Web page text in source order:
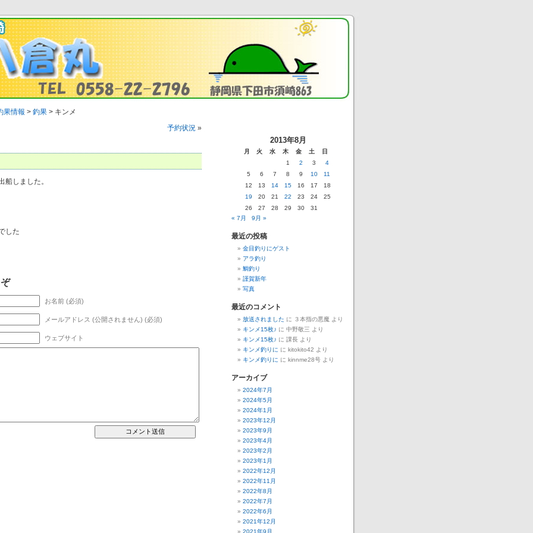
果情報 > 釣果 > キンメ
予約状況 »
船しました。
した
お名前 (必須)
メールアドレス (公開されません) (必須)
ウェブサイト
2013年8月
月 火 水 木 金 土
日
1
2 3
4
5
6 7 8 9 10
11
12
13 14 15 16 17
18
19
20 21 22 23 24
25
26
27 28 29 30
31
« 7月
9月 »
最近の投稿
金目釣りにゲスト
アラ釣り
鯛釣り
謹賀新年
写真
最近のコメント
放送されました に ３本指の悪魔 より
キンメ15枚♪ に 中野敬三 より
キンメ15枚♪ に 課長 より
キンメ釣りに に kitokito42 より
キンメ釣りに に kinnme28号 より
アーカイブ
2024年7月
2024年5月
2024年1月
2023年12月
2023年9月
2023年4月
2023年2月
2023年1月
2022年12月
2022年11月
2022年8月
2022年7月
2022年6月
2021年12月
2021年9月